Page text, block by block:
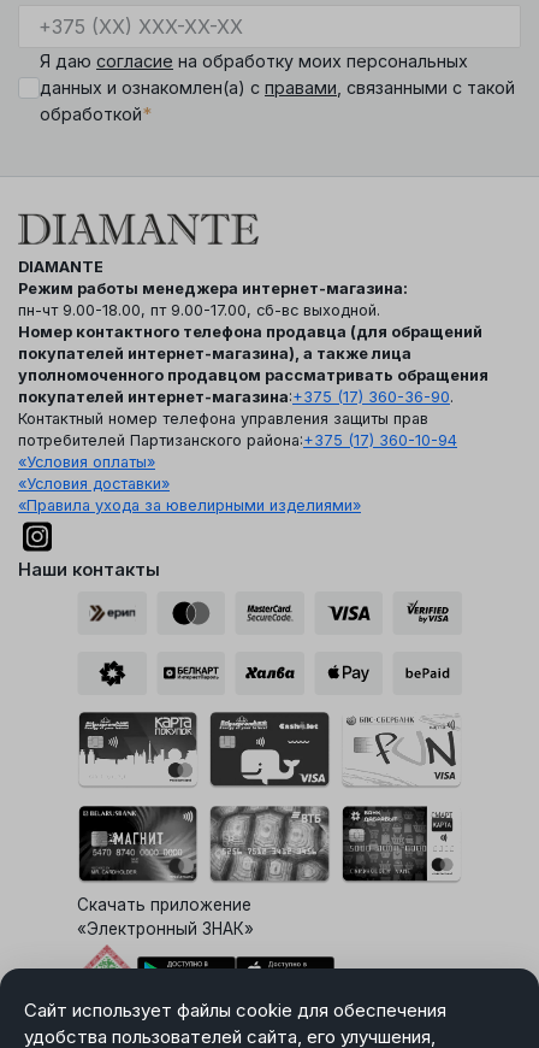
Сайт использует файлы cookie для обеспечения
удобства пользователей сайта, его улучшения,
Я даю согласие на обработку моих персональных
данных и ознакомлен(а) с правами , связанными с такой
обработкой*
DIAMANTE
Режим работы менеджера интернет-магазина:
пн-чт 9.00-18.00, пт 9.00-17.00, сб-вс выходной.
Номер контактного телефона продавца (для обращений
покупателей интернет-магазина), а также лица
уполномоченного продавцом рассматривать обращения
покупателей интернет-магазина:+375 (17) 360-36-90.
Контактный номер телефона управления защиты прав
потребителей Партизанского района:+375 (17) 360-10-94
«Условия оплаты»
«Условия доставки»
«Правила ухода за ювелирными изделиями»
Наши контакты
Скачать приложение
«Электронный ЗНАК»
Выбор настроек Cookie